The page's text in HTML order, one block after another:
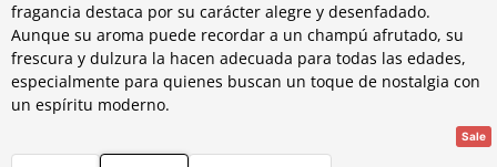
fragancia destaca por su carácter alegre y desenfadado.
Aunque su aroma puede recordar a un champú afrutado, su
frescura y dulzura la hacen adecuada para todas las edades,
especialmente para quienes buscan un toque de nostalgia con
un espíritu moderno.
Sale